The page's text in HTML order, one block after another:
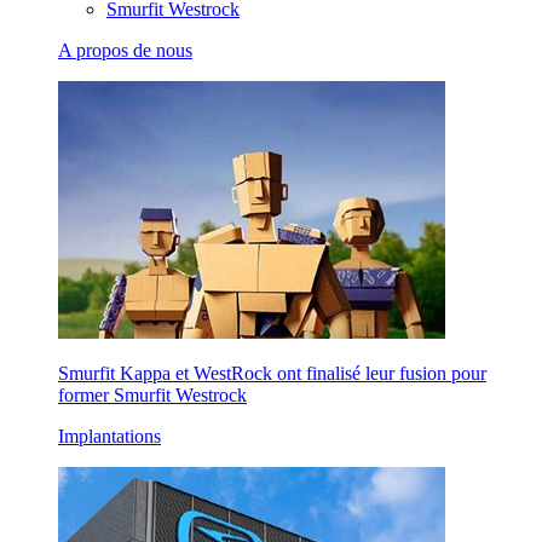
Smurfit Westrock
A propos de nous
Smurfit Kappa et WestRock ont finalisé leur fusion pour
former Smurfit Westrock
Implantations